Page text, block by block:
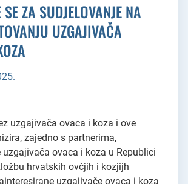
ZA SUDJELOVANJE NA
UZGAJIVAČA
uzgajivača ovaca i koza i ove
zajedno s partnerima,
uzgajivača ovaca i koza u Republici
hrvatskih ovčjih i kozjijh
uzgajivače ovaca i koza